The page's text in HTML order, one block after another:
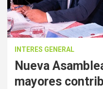
INTERES GENERAL
Nueva
mayores